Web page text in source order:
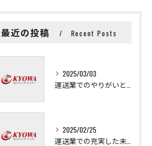
最近の投稿 Recent Posts
2025/03/03
2025/02/25